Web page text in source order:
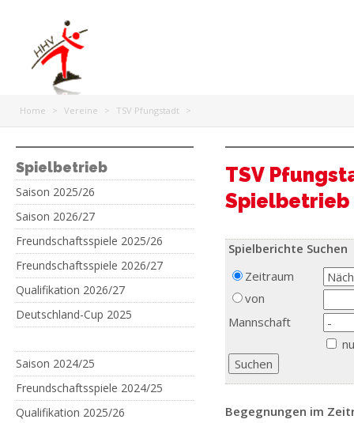
Home > Vereine > TSV Pfungstadt >
Spielbetrieb
Saison 2025/26
Saison 2026/27
Freundschaftsspiele 2025/26
Freundschaftsspiele 2026/27
Qualifikation 2026/27
Deutschland-Cup 2025
Saison 2024/25
Freundschaftsspiele 2024/25
Qualifikation 2025/26
TSV
Spielbetrieb
Spielberichte Suchen
Zeitraum
von
Mannschaft
Begegnungen im